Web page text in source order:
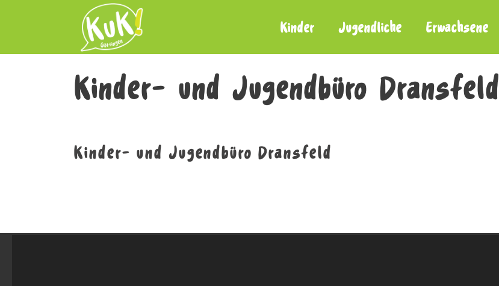
Kinder Jugendliche Erwachsene
Kinder- und Jugendbüro Dransfeld
Kinder- und Jugendbüro Dransfeld